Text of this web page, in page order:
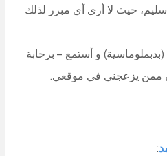
حيث لا أرى أي مبرر لذلك
و أستمع – برحابة
ممن يزعجني في موقعي.
: